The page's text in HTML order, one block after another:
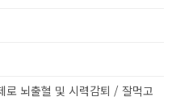
로 뇌출혈 및 시력감퇴 / 잘먹고